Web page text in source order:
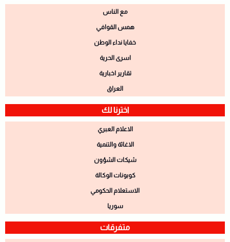
مع الناس
همس القوافي
خفايا نداء الوطن
اسرى الحرية
تقارير اخبارية
العراق
اخترنا لك
الاعلام العبري
الاغاثة والتنمية
شيكات الشؤون
كوبونات الوكالة
الاستعلام الحكومي
سوريا
متفرقات